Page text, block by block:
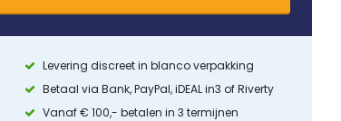
Levering discreet in blanco verpakking
Betaal via Bank, PayPal, iDEAL in3 of Riverty
Vanaf € 100,- betalen in 3 termijnen